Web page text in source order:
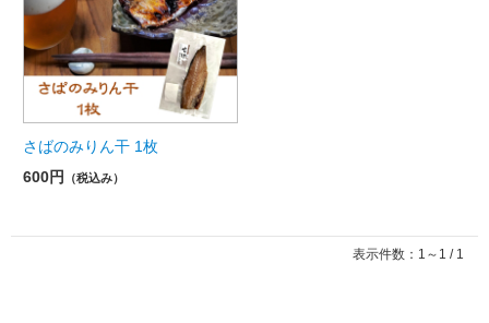
さばのみりん干 1枚
600円
（税込み）
表示件数：1～1 / 1